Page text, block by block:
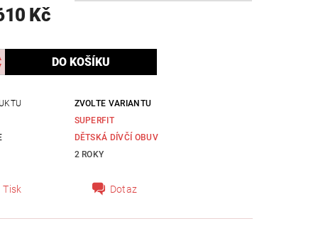
Kč
ZVOLTE VARIANTU
SUPERFIT
DĚTSKÁ DÍVČÍ OBUV
2 ROKY
Tisk Dotaz